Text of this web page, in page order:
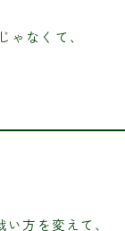
ゃなくて、
方を変えて、